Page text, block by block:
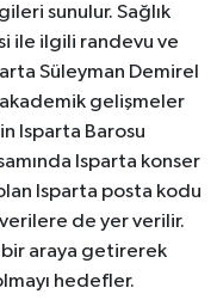
sunulur. Sağlık
ile ilgili randevu ve
Süleyman Demirel
gelişmeler
Isparta Barosu
Isparta konser
Isparta posta kodu
de yer verilir.
araya getirerek
hedefler.